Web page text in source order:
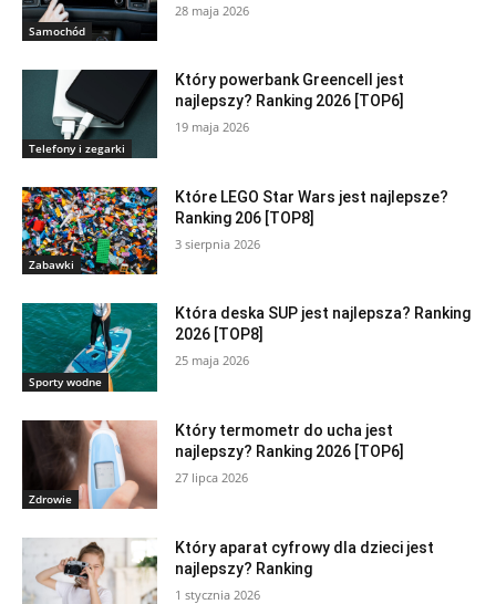
Samochód
28 maja 2026
Telefony i zegarki
Który powerbank Greencell jest
najlepszy? Ranking 2026 [TOP6]
19 maja 2026
Zabawki
Które LEGO Star Wars jest najlepsze?
Ranking 206 [TOP8]
3 sierpnia 2026
Sporty wodne
Która deska SUP jest najlepsza? Ranking
2026 [TOP8]
25 maja 2026
Zdrowie
Który termometr do ucha jest
najlepszy? Ranking 2026 [TOP6]
27 lipca 2026
Który aparat cyfrowy dla dzieci jest
najlepszy? Ranking
1 stycznia 2026